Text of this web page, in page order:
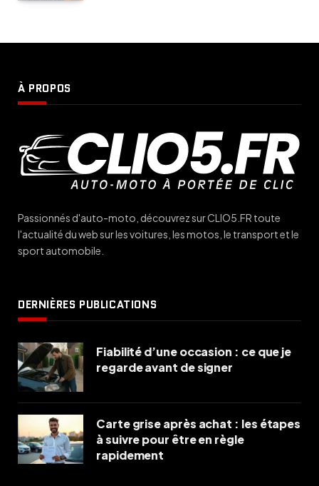
À PROPOS
Passionnés d'auto-moto, découvrez sur CLIO5.FR toute
l'actualité du web sur les voitures, les motos, le transport et le
sport automobile.
DERNIÈRES PUBLICATIONS
Fiabilité d’une occasion : ce que je
regarde avant de signer
Carte grise après achat : les étapes
à suivre pour être en règle
rapidement